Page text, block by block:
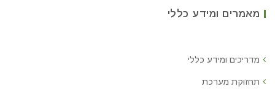
מאמרים ומידע כללי
מדריכים ומידע כללי
תחזוקת מערכת